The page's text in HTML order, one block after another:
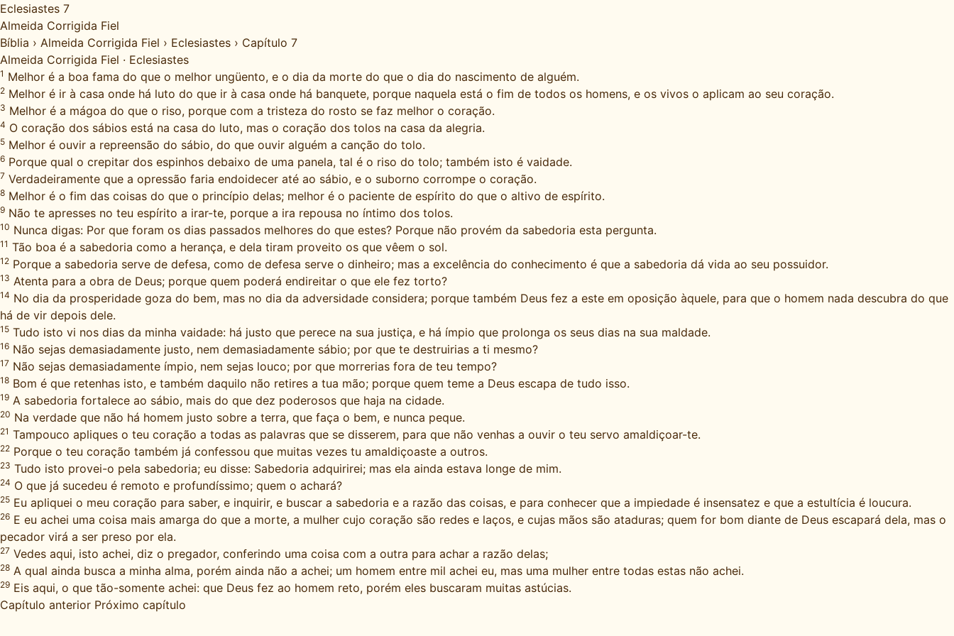
Eclesiastes 7
Almeida Corrigida Fiel
Bíblia › Almeida Corrigida Fiel › Eclesiastes › Capítulo 7
Almeida Corrigida Fiel · Eclesiastes
1 Melhor é a boa fama do que o melhor ungüento, e o dia da morte do que o dia do nascimento de alguém.
2 Melhor é ir à casa onde há luto do que ir à casa onde há banquete, porque naquela está o fim de todos os homens, e os vivos o aplicam ao seu coração.
3 Melhor é a mágoa do que o riso, porque com a tristeza do rosto se faz melhor o coração.
4 O coração dos sábios está na casa do luto, mas o coração dos tolos na casa da alegria.
5 Melhor é ouvir a repreensão do sábio, do que ouvir alguém a canção do tolo.
6 Porque qual o crepitar dos espinhos debaixo de uma panela, tal é o riso do tolo; também isto é vaidade.
7 Verdadeiramente que a opressão faria endoidecer até ao sábio, e o suborno corrompe o coração.
8 Melhor é o fim das coisas do que o princípio delas; melhor é o paciente de espírito do que o altivo de espírito.
9 Não te apresses no teu espírito a irar-te, porque a ira repousa no íntimo dos tolos.
10 Nunca digas: Por que foram os dias passados melhores do que estes? Porque não provém da sabedoria esta pergunta.
11 Tão boa é a sabedoria como a herança, e dela tiram proveito os que vêem o sol.
12 Porque a sabedoria serve de defesa, como de defesa serve o dinheiro; mas a excelência do conhecimento é que a sabedoria dá vida ao seu possuidor.
13 Atenta para a obra de Deus; porque quem poderá endireitar o que ele fez torto?
14 No dia da prosperidade goza do bem, mas no dia da adversidade considera; porque também Deus fez a este em oposição àquele, para que o homem nada descubra do que
há de vir depois dele.
15 Tudo isto vi nos dias da minha vaidade: há justo que perece na sua justiça, e há ímpio que prolonga os seus dias na sua maldade.
16 Não sejas demasiadamente justo, nem demasiadamente sábio; por que te destruirias a ti mesmo?
17 Não sejas demasiadamente ímpio, nem sejas louco; por que morrerias fora de teu tempo?
18 Bom é que retenhas isto, e também daquilo não retires a tua mão; porque quem teme a Deus escapa de tudo isso.
19 A sabedoria fortalece ao sábio, mais do que dez poderosos que haja na cidade.
20 Na verdade que não há homem justo sobre a terra, que faça o bem, e nunca peque.
21 Tampouco apliques o teu coração a todas as palavras que se disserem, para que não venhas a ouvir o teu servo amaldiçoar-te.
22 Porque o teu coração também já confessou que muitas vezes tu amaldiçoaste a outros.
23 Tudo isto provei-o pela sabedoria; eu disse: Sabedoria adquirirei; mas ela ainda estava longe de mim.
24 O que já sucedeu é remoto e profundíssimo; quem o achará?
25 Eu apliquei o meu coração para saber, e inquirir, e buscar a sabedoria e a razão das coisas, e para conhecer que a impiedade é insensatez e que a estultícia é loucura.
26 E eu achei uma coisa mais amarga do que a morte, a mulher cujo coração são redes e laços, e cujas mãos são ataduras; quem for bom diante de Deus escapará dela, mas o
pecador virá a ser preso por ela.
27 Vedes aqui, isto achei, diz o pregador, conferindo uma coisa com a outra para achar a razão delas;
28 A qual ainda busca a minha alma, porém ainda não a achei; um homem entre mil achei eu, mas uma mulher entre todas estas não achei.
29 Eis aqui, o que tão-somente achei: que Deus fez ao homem reto, porém eles buscaram muitas astúcias.
Capítulo anterior Próximo capítulo